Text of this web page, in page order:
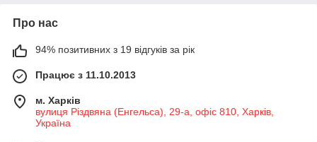
Про нас
94% позитивних з 19 відгуків за рік
Працює з 11.10.2013
м. Харків
вулиця Різдвяна (Енгельса), 29-а, офіс 810, Харків,
Україна